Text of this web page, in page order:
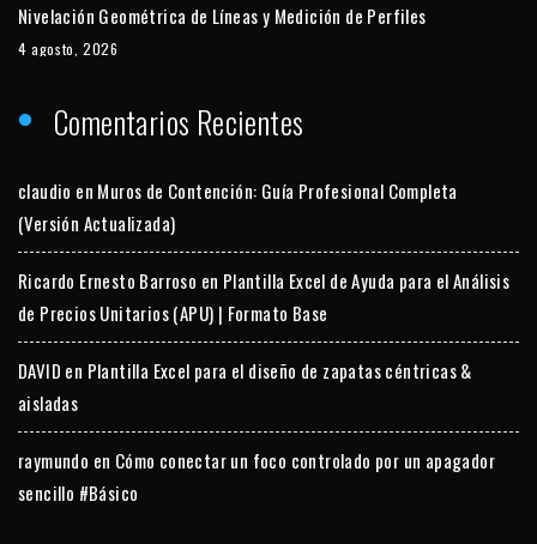
Nivelación Geométrica de Líneas y Medición de Perfiles
4 agosto, 2026
Comentarios Recientes
claudio en Muros de Contención: Guía Profesional Completa
(Versión Actualizada)
Ricardo Ernesto Barroso en Plantilla Excel de Ayuda para el Análisis
de Precios Unitarios (APU) | Formato Base
DAVID en Plantilla Excel para el diseño de zapatas céntricas &
aisladas
raymundo en Cómo conectar un foco controlado por un apagador
sencillo #Básico